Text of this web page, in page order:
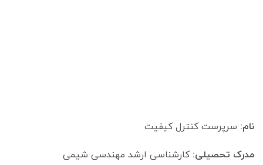
نام: سرپرست کنترل کیفیت
مدرک تحصیلی: کارشناسی ارشد مهندسی شیمی